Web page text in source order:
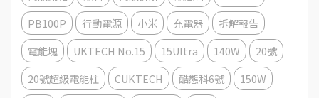
PB100P
行動電源 小米 充電器
拆解報告
電能塊
UKTECH No.15 15Ultra 140W
20號
20號超級電能柱
CUKTECH 酷態科6號
150W